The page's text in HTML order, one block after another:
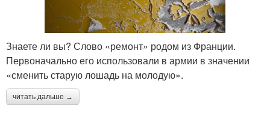
Знаете ли вы? Слово «ремонт» родом из Франции.
Первоначально его использовали в армии в значении
«сменить старую лошадь на молодую».
читать дальше →